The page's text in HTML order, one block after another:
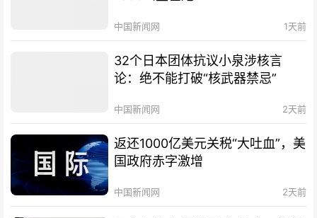
中国新闻网 1天前
32个日本团体抗议小泉涉核言
论：绝不能打破“核武器禁忌”
中国新闻网 2天前
返还1000亿美元关税“大吐血”，美
国政府赤字激增
中国新闻网 2天前